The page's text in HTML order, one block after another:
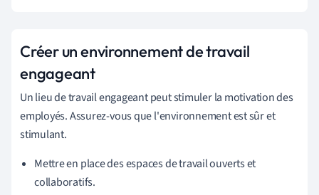
Créer un environnement de travail
engageant
Un lieu de travail engageant peut stimuler la motivation des
employés. Assurez-vous que l'environnement est sûr et
stimulant.
Mettre en place des espaces de travail ouverts et
collaboratifs.